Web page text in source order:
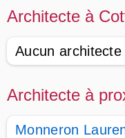
Architecte à
Aucun
Architecte à
Monneron